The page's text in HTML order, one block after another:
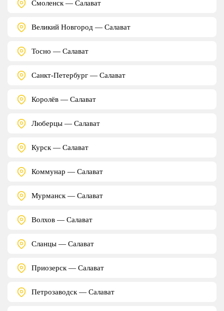
Смоленск — Салават
Великий Новгород — Салават
Тосно — Салават
Санкт-Петербург — Салават
Королёв — Салават
Люберцы — Салават
Курск — Салават
Коммунар — Салават
Мурманск — Салават
Волхов — Салават
Сланцы — Салават
Приозерск — Салават
Петрозаводск — Салават